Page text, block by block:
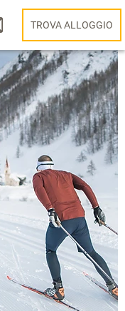
TROVA ALLOGGIO